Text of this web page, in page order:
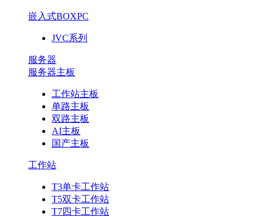
嵌入式BOXPC
JVC系列
服务器
服务器主板
工作站主板
单路主板
双路主板
AI主板
国产主板
工作站
T3单卡工作站
T5双卡工作站
T7四卡工作站